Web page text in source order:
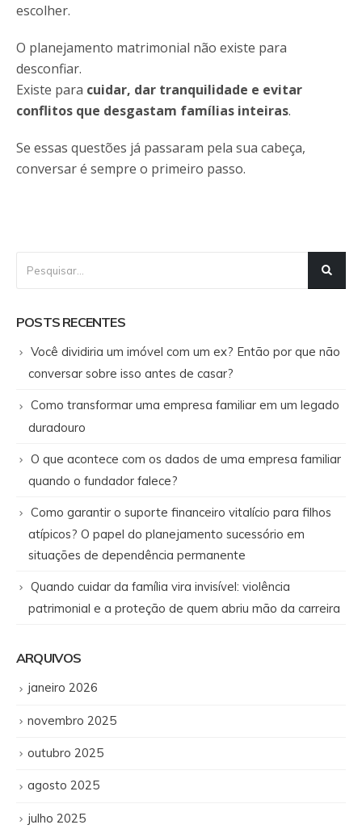
escolher.
O planejamento matrimonial não existe para
desconfiar.
Existe para cuidar, dar tranquilidade e evitar
conflitos que desgastam famílias inteiras.
Se essas questões já passaram pela sua cabeça,
conversar é sempre o primeiro passo.
POSTS RECENTES
Você dividiria um imóvel com um ex? Então por que não
conversar sobre isso antes de casar?
Como transformar uma empresa familiar em um legado
duradouro
O que acontece com os dados de uma empresa familiar
quando o fundador falece?
Como garantir o suporte financeiro vitalício para filhos
atípicos? O papel do planejamento sucessório em
situações de dependência permanente
Quando cuidar da família vira invisível: violência
patrimonial e a proteção de quem abriu mão da carreira
ARQUIVOS
janeiro 2026
novembro 2025
outubro 2025
agosto 2025
julho 2025